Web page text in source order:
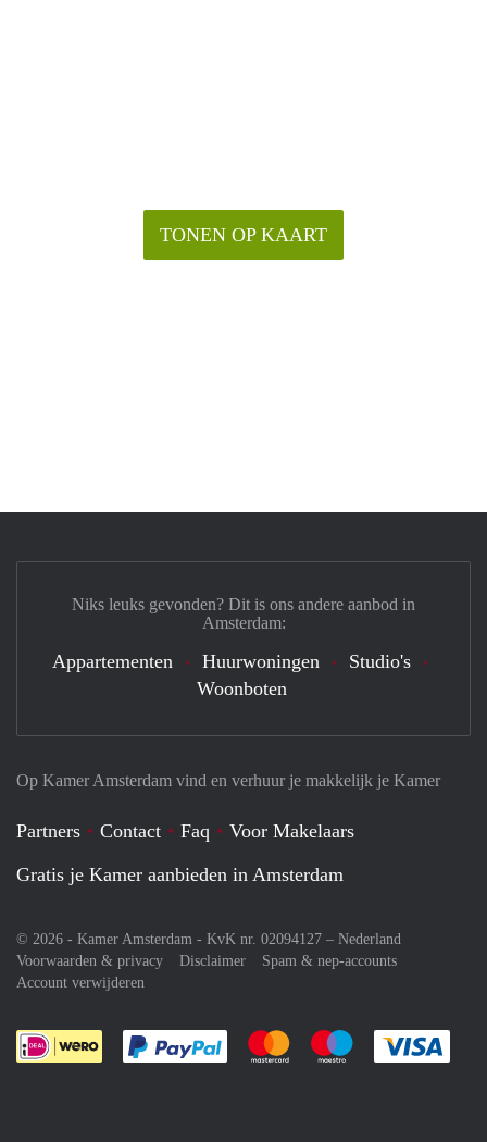
TONEN OP KAART
Op Kamer Amsterdam vind en verhuur je makkelijk je Kamer
Partners Contact Faq
Voor Makelaars
Gratis je Kamer aanbieden in Amsterdam
© 2026 - Kamer Amsterdam - KvK nr. 02094127 – Nederland
Voorwaarden & privacy
Disclaimer
Spam & nep-accounts
Account verwijderen
Je rekent gemakkelijk af met Paypal
Je rekent gemakkelijk af met
Je rekent
Niks leuks gevonden? Dit is ons andere aanbod in
Amsterdam:
Appartementen Huurwoningen
Studio's
Woonboten